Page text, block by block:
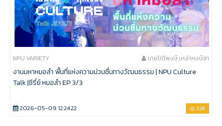
NPU VARIETY นายปิติพงษ์ เหล่าหงษ์สา
งานมหาหมอลำ พื้นที่แห่งความม่วนซื่นทางวัฒนธรรม | NPU Culture
Talk |ซีรี่ย์ หมอลำ EP 3/3
2026-05-09 12:24:22 328